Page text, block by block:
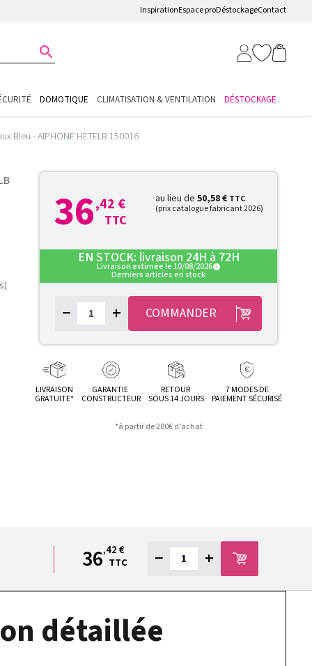
InspirationEspace proDéstockageContact

DOMOTIQUE CLIMATISATION & VENTILATION DÉSTOCKAGE
Bleu - AIPHONE HETELB 150016
36,42 €
TTC
au lieu de 50,58 € TTC
(prix catalogue fabricant 2026)
EN STOCK: livraison 24H à 72H
Livraison estimée le 10/08/2026info
Derniers articles en stock
− + COMMANDER
LIVRAISON
GRATUITE*
GARANTIE
CONSTRUCTEUR
RETOUR
SOUS 14 JOURS
7 MODES DE
PAIEMENT SÉCURISÉ
*à partir de 200€ d’achat
36,42 €
TTC
− +
détaillée